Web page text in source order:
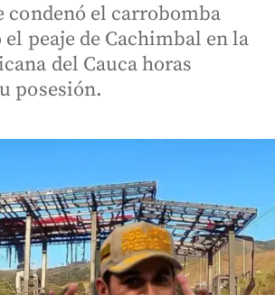
condenó el carrobomba
el peaje de Cachimbal en la
del Cauca horas
posesión.